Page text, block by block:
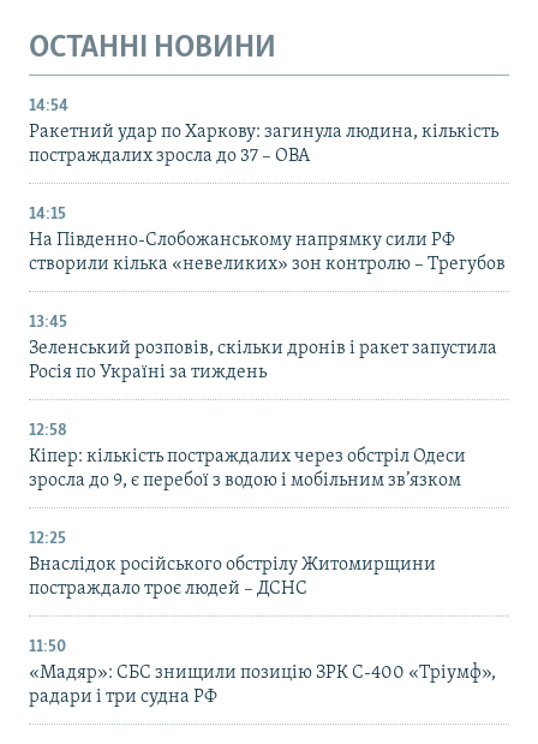
ОСТАННІ НОВИНИ
14:54
Ракетний удар по Харкову: загинула людина, кількість
постраждалих зросла до 37 – ОВА
14:15
На Південно-Слобожанському напрямку сили РФ
створили кілька «невеликих» зон контролю – Трегубов
13:45
Зеленський розповів, скільки дронів і ракет запустила
Росія по Україні за тиждень
12:58
Кіпер: кількість постраждалих через обстріл Одеси
зросла до 9, є перебої з водою і мобільним зв’язком
12:25
Внаслідок російського обстрілу Житомирщини
постраждало троє людей – ДСНС
11:50
«Мадяр»: СБС знищили позицію ЗРК С-400 «Тріумф»,
радари і три судна РФ